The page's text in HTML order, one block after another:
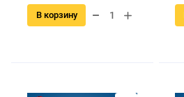
В корзину